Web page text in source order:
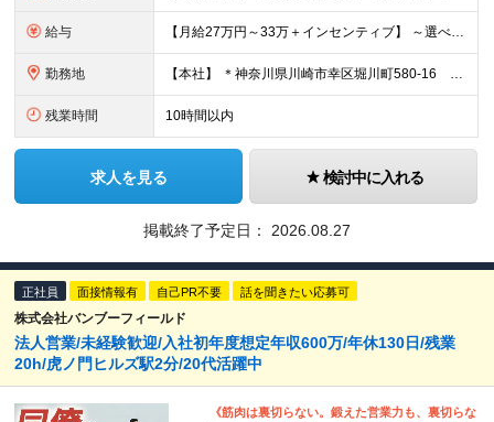
給与 【⽉給27万円～33万＋インセンティブ】 ～選べる給与制度～ 固定給とインセンティブの割合を選択することが可能◎ ⾯接時にご相談可能です！ ￣￣￣￣￣￣￣￣￣￣￣￣￣￣￣￣￣￣￣ 月収27万円の場合
勤務地 【本社】 ＊神奈川県川崎市幸区堀川町580-16 川崎テックセンター9階 ※転勤はありません ※受動喫煙対策あり(オフィス内分煙)
残業時間 10時間以内
求人を見る 検討中に入れる
掲載終了予定日： 2026.08.27
正社員 面接情報有 自己PR不要 話を聞きたい応募可
株式会社バンブーフィールド
法人営業/未経験歓迎/入社初年度想定年収600万/年休130日/残業
20h/虎ノ門ヒルズ駅2分/20代活躍中
《筋肉は裏切らない。鍛えた営業力も、裏切らな